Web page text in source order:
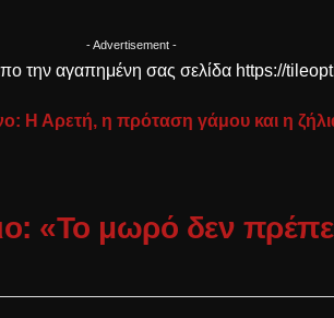
- Advertisement -
την αγαπημένη σας σελίδα https://
Η Αρετή, η πρόταση γάμου και η
«Το μωρό δεν